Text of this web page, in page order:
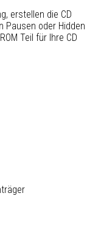
erstellen die CD
Pausen oder Hidden
Teil für Ihre CD